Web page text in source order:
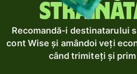
Recomandă-i destinatarului
cont Wise și amândoi veți
când trimiteți și